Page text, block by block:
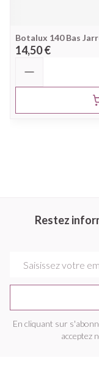
Botalux 140 Bas
14,50 €
Restez
En cliquant sur
acceptez